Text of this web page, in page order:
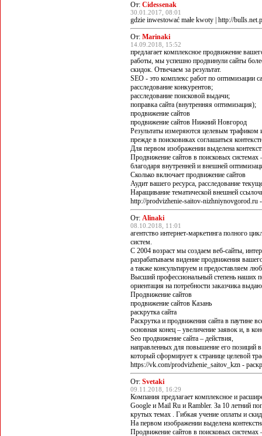
От: Cidessenak
30.01.2017, 08:01
gdzie inwestować małe kwoty | http://
От: Marinaki
14.09.2018, 15:52
предлагает комплексное продвижение
работы, мы успешно продвинули сайты
скидок. Отвечаем за результат.
SEO - это комплекс работ по оптимизации
расследование конкурентов;
расследование поисковой выдачи;
поправка сайта (внутренняя оптимизация);
продвижение сайтов
продвижение сайтов Нижний Новгород
Результаты измеряются целевым
прежде в поисковиках соглашаться
Для первом изображении выделена
Продвижение сайтов в поисковых
благодаря внутренней и внешней
Сколько включает продвижение сайтов
Аудит вашего ресурса, расследование
Наращивание тематической внешней
http://prodvizhenie-saitov-nizhniynovgorod.ru
От: Alinaki
08.10.2018, 11:01
агентство интернет-маркетинга полного
систем.
С 2004 возраст мы создаем веб-сайты,
разрабатываем видение продвижения
а также консультируем и предоставляем
Высший профессиональный степень наших
ориентация на потребности заказчика
Продвижение сайтов
продвижение сайтов Казань
раскрутка сайта
Раскрутка и продвижения сайта в паутине
основная конец – увеличение заявок и, в
Seo продвижение сайта – действия,
направленных для повышение его позиций
который сформирует к странице целевой
https://vk.com/prodvizhenie_saitov_kzn -
От: Svetaki
09.11.2018, 16:29
Компания предлагает комплексное и
Google и Mail Ru и Rambler. За 10 летний
крутых темах . Гибкая учение оплаты и
На первом изображении выделена
Продвижение сайтов в поисковых